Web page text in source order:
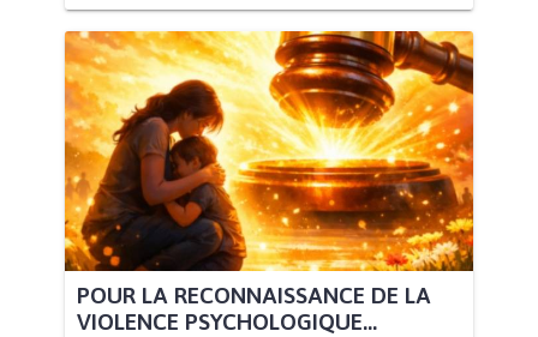
POUR LA RECONNAISSANCE DE LA
VIOLENCE PSYCHOLOGIQUE...